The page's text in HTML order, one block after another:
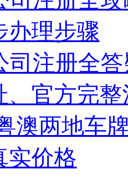
办理步骤
司注册全
、官方完
澳两地车
实价格